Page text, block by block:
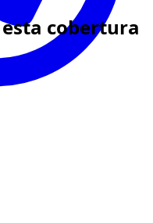
cobertura